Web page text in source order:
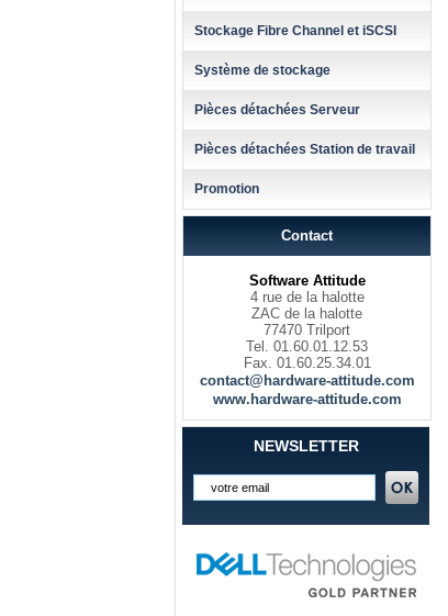
Stockage Fibre Channel et iSCSI
Système de stockage
Pièces détachées Serveur
Pièces détachées Station de travail
Promotion
Contact
Software Attitude
4 rue de la halotte
ZAC de la halotte
77470 Trilport
Tel. 01.60.01.12.53
Fax. 01.60.25.34.01
contact@hardware-attitude.com
www.hardware-attitude.com
NEWSLETTER